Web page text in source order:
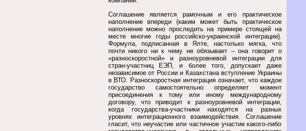
Соглашение является рамочным и его практическое
наполнение впереди (каким может быть практическое
наполнение можно проследить на примере стоящей на
месте многие годы российско-украинской интеграции).
Формула, подписанная в Ялте, настолько мягка, что
почти никого ни к чему не обязывает – она говорит о
«разноскоростной» и разноуровневой интеграции для
стран-участниц ЕЭП, и более того, допускает даже
независимое от России и Казахстана вступление Украины
в ВТО. Разноскоростная интеграция означает, что каждое
государство самостоятельно определяет момент
присоединения к тому или иному международному
договору, что приводит к разноуровневой интеграции,
когда государства-участники находятся на разных
уровнях интеграционного взаимодействия. Соглашение
гласит, что неучастие или частичное участие какого-либо